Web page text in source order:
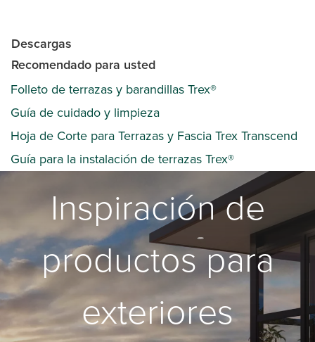
Descargas
Recomendado para usted
Folleto de terrazas y barandillas Trex®
Guía de cuidado y limpieza
Hoja de Corte para Terrazas y Fascia Trex Transcend
Guía para la instalación de terrazas Trex®
Inspiración de
productos para
exteriores